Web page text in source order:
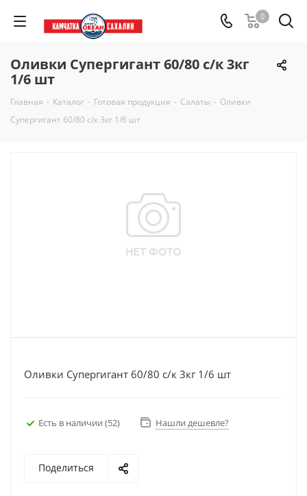
0
Оливки Супергигант 60/80 с/к 3кг
1/6 шт
Главная - Каталог - Готовая продукция - Салаты - Оливки
Супергигант 60/80 с/к 3кг 1/6 шт
Оливки Супергигант 60/80 с/к 3кг 1/6 шт
Есть в наличии (52) Нашли дешевле?
Поделиться